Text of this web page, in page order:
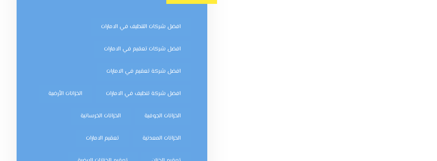
افضل شركات التنظيف في الامارات
افضل شركات تعقيم في الامارات
افضل شركة تعقيم في الامارات
افضل شركة تنظيف في الامارات الخزانات الأرضية
الخزانات الجوفية الخزانات الخرسانية
الخزانات المعدنية تعقيم الامارات